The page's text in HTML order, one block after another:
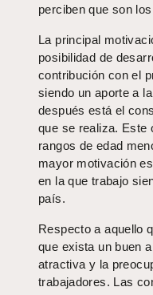
perciben que son
La principal
posibilidad de
contribución con el
siendo un aporte a
después está el
que se realiza. Este
rangos de edad
mayor motivación
en la que trabajo
país.
Respecto a aquello
que exista un buen
atractiva y la
trabajadores. Las